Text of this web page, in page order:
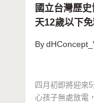
國立台灣歷史
天12歲以下
By
四月初即將迎來
心孩子無處放電